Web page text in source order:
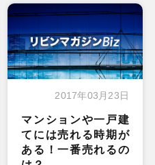
2017年03月23日
マンションや一戸建
てには売れる時期が
ある！一番売れるの